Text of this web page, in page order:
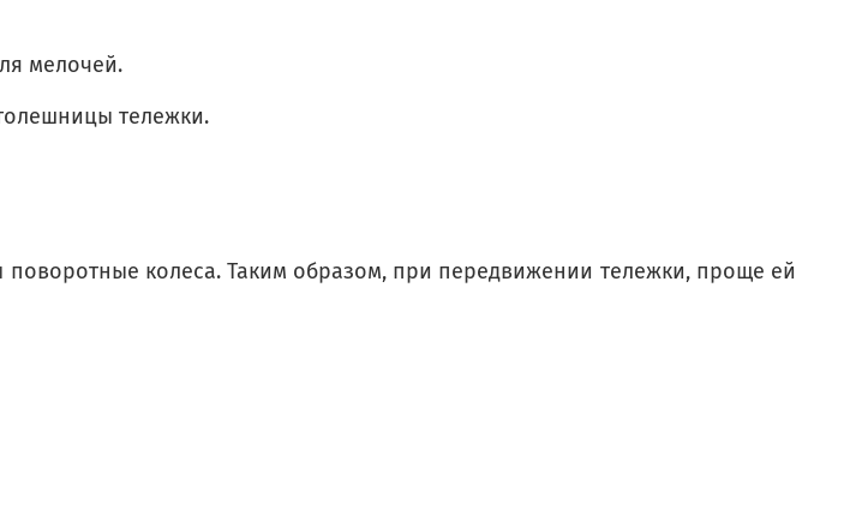
мелочей.
тележки.
поворотные колеса. Таким образом, при передвижении тележки, проще ей